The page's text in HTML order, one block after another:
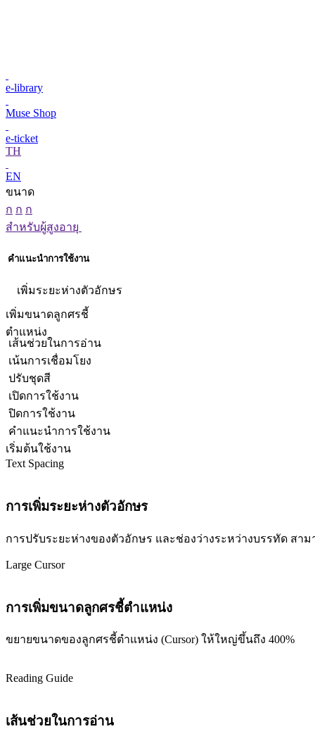
e-library
Muse Shop
e-ticket
TH
EN
ขนาด
ก ก ก
สำหรับผู้สูงอายุ
คำแนะนำการใช้งาน
เพิ่มระยะห่างตัวอักษร
เพิ่มขนาดลูกศรชี้
ตำแหน่ง
เส้นช่วยในการอ่าน
เน้นการเชื่อมโยง
ปรับชุดสี
เปิดการใช้งาน
ปิดการใช้งาน
คำแนะนำการใช้งาน
เริ่มต้นใช้งาน
Text Spacing
การเพิ่มระยะห่างตัวอักษร
การปรับระยะห่างของตัวอักษร และช่องว่างระหว่างบรรทัด สา
Large Cursor
การเพิ่มขนาดลูกศรชี้ตำแหน่ง
ขยายขนาดของลูกศรชี้ตำแหน่ง (Cursor) ให้ใหญ่ขึ้นถึง 400%
Reading Guide
เส้นช่วยในการอ่าน